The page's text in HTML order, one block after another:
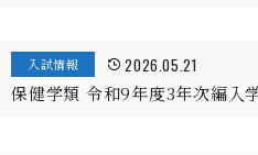
入試情報 2026.05.21
保健学類 令和9年度3年次編入